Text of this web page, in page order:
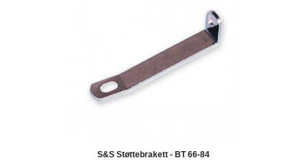
S&S Støttebrakett - BT 66-84